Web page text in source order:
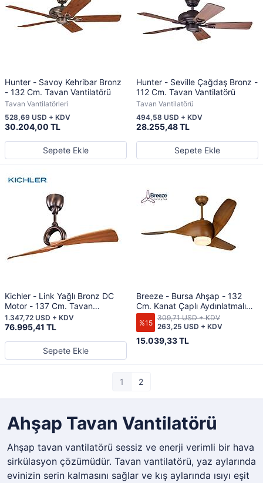
Hunter - Savoy Kehribar Bronz
- 132 Cm. Tavan Vantilatörü
Tavan Vantilatörleri
30.204,00 TL
528,69 USD + KDV
Sepete Ekle
Hunter - Seville Çağdaş Bronz -
112 Cm. Tavan Vantilatörü
Tavan Vantilatörü
28.255,48 TL
494,58 USD + KDV
Sepete Ekle
Kichler - Link Yağlı Bronz DC
Motor - 137 Cm. Tavan
Vantilatörü
76.995,41 TL
1.347,72 USD + KDV
Sepete Ekle
Breeze - Bursa Ahşap - 132
Cm. Kanat Çaplı Aydınlatmalı
Tavan Vantilatörü
%15
15.039,33 TL
263,25 USD + KDV
309,71 USD + KDV
1 2
Ahşap Tavan Vantilatörü
Ahşap tavan vantilatörü sessiz ve enerji verimli bir hava
sirkülasyon çözümüdür. Tavan vantilatörü, yaz aylarında
evinizin serin kalmasını sağlar ve kış aylarında ısıyı eşit